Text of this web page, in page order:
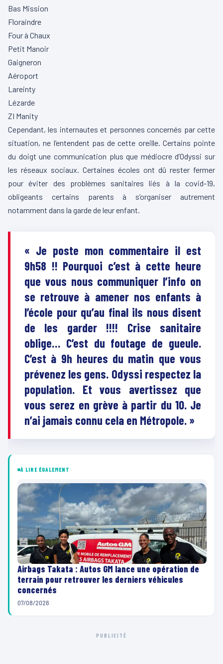
Bas Mission
Floraindre
Four à Chaux
Petit Manoir
Gaigneron
Aéroport
Lareinty
Lézarde
ZI Manity
Cependant, les internautes et personnes concernés par cette
situation, ne l’entendent pas de cette oreille. Certains pointe
du doigt une communication plus que médiocre d’Odyssi sur
les réseaux sociaux. Certaines écoles ont dû rester fermer
pour éviter des problèmes sanitaires liés à la covid-19,
obligeants certains parents à s’organiser autrement
notamment dans la garde de leur enfant.
« Je poste mon commentaire il est
9h58 !! Pourquoi c’est à cette heure
que vous nous communiquer l’info on
se retrouve à amener nos enfants à
l’école pour qu’au final ils nous disent
de les garder !!!! Crise sanitaire
oblige… C’est du foutage de gueule.
C’est à 9h heures du matin que vous
prévenez les gens. Odyssi respectez la
population. Et vous avertissez que
vous serez en grève à partir du 10. Je
n’ai jamais connu cela en Métropole. »
À LIRE ÉGALEMENT
Airbags Takata : Autos GM lance une opération de
terrain pour retrouver les derniers véhicules
concernés
07/08/2026
PUBLICITÉ